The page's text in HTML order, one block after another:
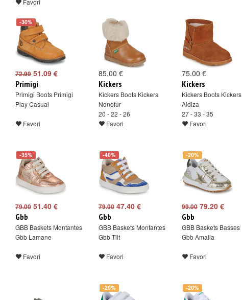
Favori
-30%
72.99 51.09 €
Primigi
Primigi Boots Primigi
Play Casual
Favori
85.00 €
Kickers
Kickers Boots Kickers
Nonofur
20 - 22 - 26
Favori
75.00 €
Kickers
Kickers Boots Kickers
Aldiza
27 - 33 - 35
Favori
-35%
79.00 51.40 €
Gbb
GBB Baskets Montantes
Gbb Lamane
Favori
-40%
79.00 47.40 €
Gbb
GBB Baskets Montantes
Gbb Tilt
Favori
-20%
99.00 79.20 €
Gbb
GBB Baskets Basses
Gbb Amalia
Favori
-20% -20%